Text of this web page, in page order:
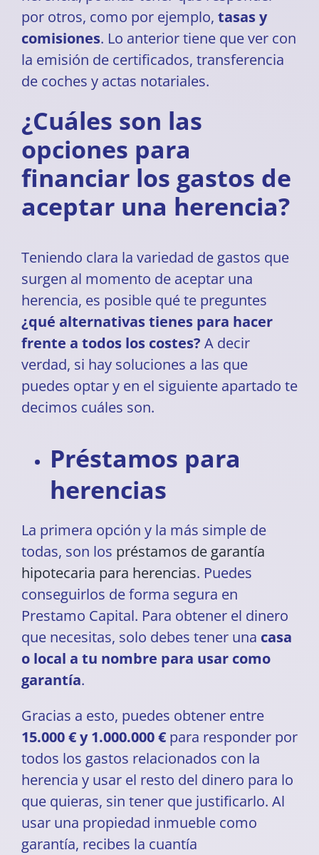
por otros, como por ejemplo, tasas y
comisiones. Lo anterior tiene que ver con
la emisión de certificados, transferencia
de coches y actas notariales.
¿Cuáles son las
opciones para
financiar los gastos de
aceptar una herencia?
Teniendo clara la variedad de gastos que
surgen al momento de aceptar una
herencia, es posible qué te preguntes
¿qué alternativas tienes para hacer
frente a todos los costes? A decir
verdad, si hay soluciones a las que
puedes optar y en el siguiente apartado te
decimos cuáles son.
Préstamos para
herencias
La primera opción y la más simple de
todas, son los préstamos de garantía
hipotecaria para herencias. Puedes
conseguirlos de forma segura en
Prestamo Capital. Para obtener el dinero
que necesitas, solo debes tener una casa
o local a tu nombre para usar como
garantía.
Gracias a esto, puedes obtener entre
15.000 € y 1.000.000 €para responder por
todos los gastos relacionados con la
herencia y usar el resto del dinero para lo
que quieras, sin tener que justificarlo. Al
usar una propiedad inmueble como
garantía, recibes la cuantía